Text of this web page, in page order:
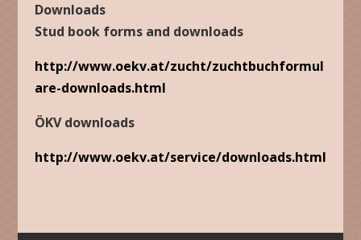
Downloads
Stud book forms and downloads
http://www.oekv.at/zucht/zuchtbuchformul
are-downloads.html
ÖKV downloads
http://www.oekv.at/service/downloads.html